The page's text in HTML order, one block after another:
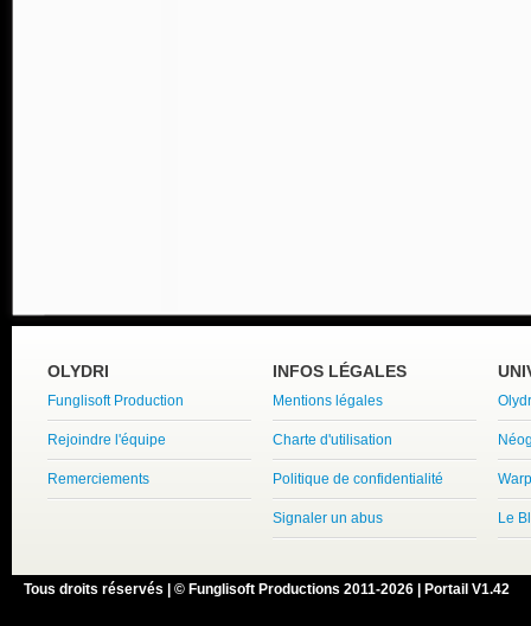
OLYDRI
Funglisoft Production
Rejoindre l'équipe
Remerciements
INFOS LÉGALES
Mentions légales
Charte d'utilisation
Politique de confidentialité
Signaler un abus Le
Tous droits réservés | © Funglisoft Productions 2011-2026 | Portail V1.42